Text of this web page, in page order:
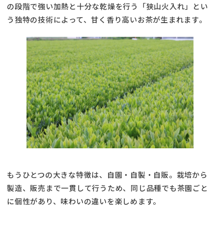
の段階で強い加熱と十分な乾燥を行う「狭山火入れ」とい
う独特の技術によって、甘く香り高いお茶が生まれます。
もうひとつの大きな特徴は、自園・自製・自販。栽培から
製造、販売まで一貫して行うため、同じ品種でも茶園ごと
に個性があり、味わいの違いを楽しめます。